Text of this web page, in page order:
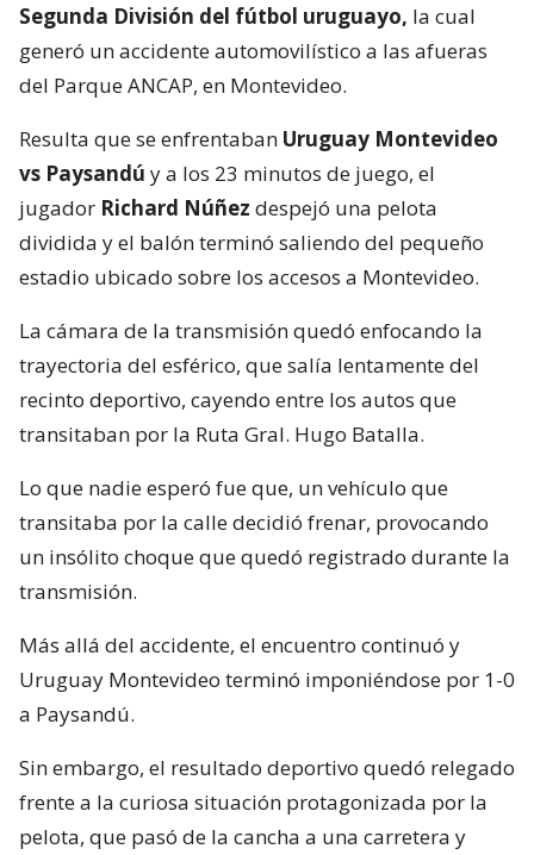
Segunda División del fútbol uruguayo, la cual
generó un accidente automovilístico a las afueras
del Parque ANCAP, en Montevideo.
Resulta que se enfrentaban Uruguay Montevideo
vs Paysandú y a los 23 minutos de juego, el
jugador Richard Núñez despejó una pelota
dividida y el balón terminó saliendo del pequeño
estadio ubicado sobre los accesos a Montevideo.
La cámara de la transmisión quedó enfocando la
trayectoria del esférico, que salía lentamente del
recinto deportivo, cayendo entre los autos que
transitaban por la Ruta Gral. Hugo Batalla.
Lo que nadie esperó fue que, un vehículo que
transitaba por la calle decidió frenar, provocando
un insólito choque que quedó registrado durante la
transmisión.
Más allá del accidente, el encuentro continuó y
Uruguay Montevideo terminó imponiéndose por 1-0
a Paysandú.
Sin embargo, el resultado deportivo quedó relegado
frente a la curiosa situación protagonizada por la
pelota, que pasó de la cancha a una carretera y